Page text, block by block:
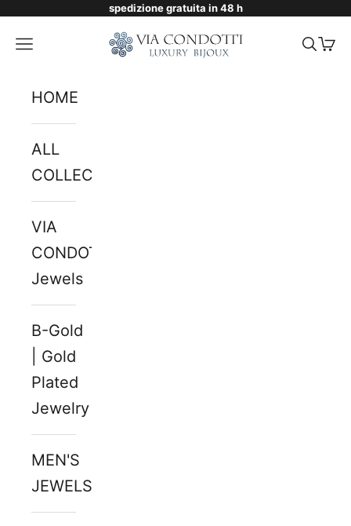
Skip to contentspedizione gratuita in 48 h
Via Condotti Store
Navigation menu Search
Cart
HOME
ALL
COLLECTIONS
VIA
CONDOTTI
Jewels
B-Gold
| Gold
Plated
Jewelry
MEN'S
JEWELS